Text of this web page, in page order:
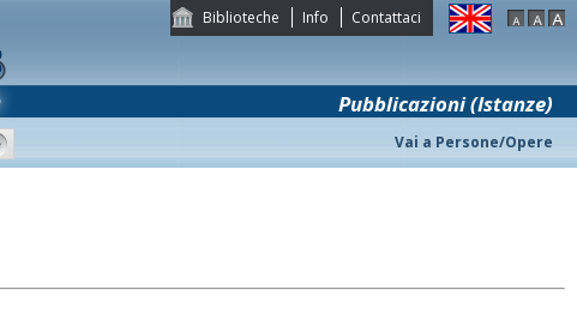
Biblioteche Info Contattaci
Pubblicazioni (Istanze)
Vai a Persone/Opere